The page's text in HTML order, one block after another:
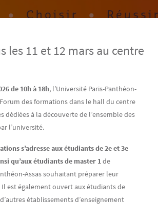
les 11 et 12 mars au centre
de 10h à 18h, l’Université Paris-Panthéon-
des formations dans le hall du centre
dédiées à la découverte de l’ensemble des
l’université.
s’adresse aux étudiants de 2e et 3e
qu’aux étudiants de master 1de
Assas souhaitant préparer leur
Il est également ouvert aux étudiants de
établissements d’enseignement